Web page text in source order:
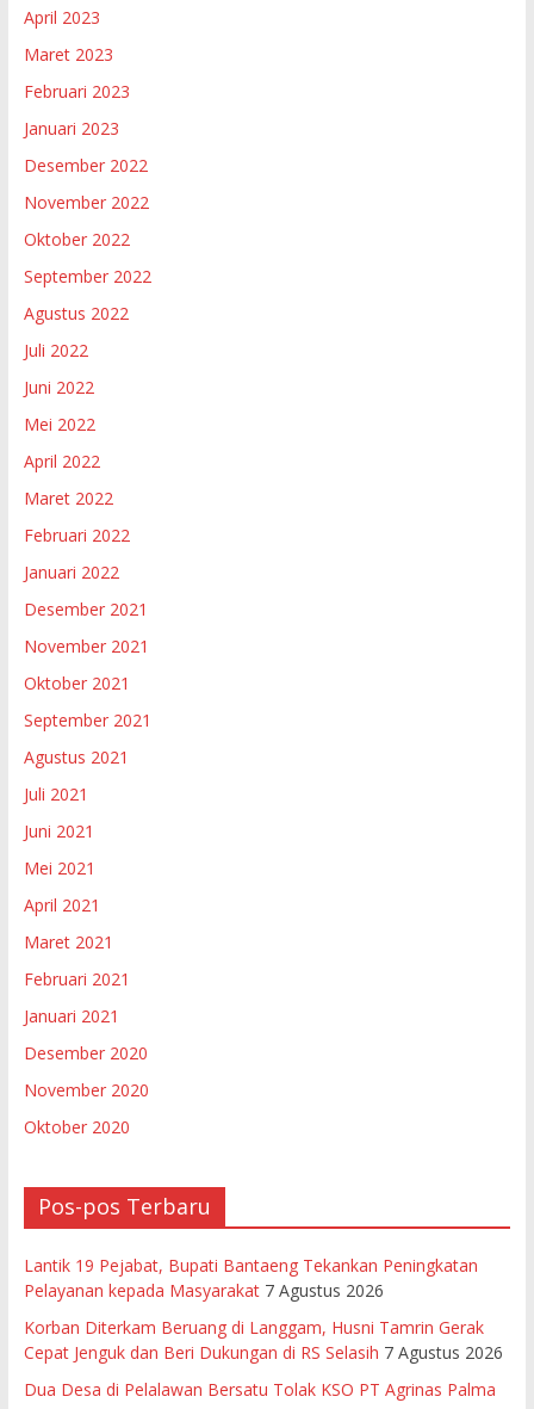
April 2023
Maret 2023
Februari 2023
Januari 2023
Desember 2022
November 2022
Oktober 2022
September 2022
Agustus 2022
Juli 2022
Juni 2022
Mei 2022
April 2022
Maret 2022
Februari 2022
Januari 2022
Desember 2021
November 2021
Oktober 2021
September 2021
Agustus 2021
Juli 2021
Juni 2021
Mei 2021
April 2021
Maret 2021
Februari 2021
Januari 2021
Desember 2020
November 2020
Oktober 2020
Pos-pos Terbaru
Lantik 19 Pejabat, Bupati Bantaeng Tekankan Peningkatan
Pelayanan kepada Masyarakat 7 Agustus 2026
Korban Diterkam Beruang di Langgam, Husni Tamrin Gerak
Cepat Jenguk dan Beri Dukungan di RS Selasih 7 Agustus 2026
Dua Desa di Pelalawan Bersatu Tolak KSO PT Agrinas Palma